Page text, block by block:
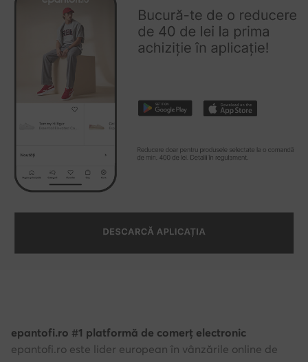
epantofi.ro #1 platformă de comerț electronic
epantofi.ro este lider european în vânzările online de